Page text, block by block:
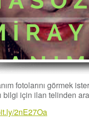
fotolarını görmek
bilgi için ilan telinden
2nE27Oa